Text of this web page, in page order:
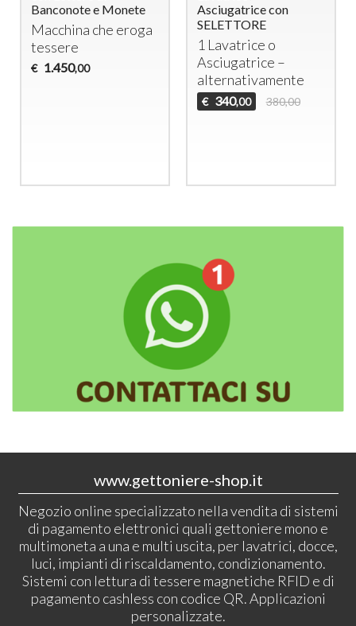
Banconote e Monete
Macchina che eroga
tessere
€ 1.450,00
Asciugatrice con
SELETTORE
1 Lavatrice o
Asciugatrice –
alternativamente
€ 340,00 380,00
www.gettoniere-shop.it
Negozio online specializzato nella vendita di sistemi
di pagamento elettronici quali gettoniere mono e
multimoneta a una e multi uscita, per lavatrici, docce,
luci, impianti di riscaldamento, condizionamento.
Sistemi con lettura di tessere magnetiche RFID e di
pagamento cashless con codice QR. Applicazioni
personalizzate.